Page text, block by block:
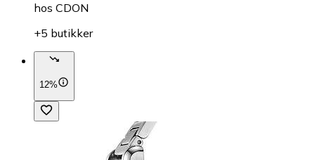
hos CDON
+5 butikker
12%